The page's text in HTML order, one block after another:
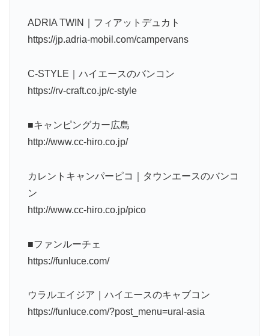
ADRIA TWIN｜フィアットデュカト
https://jp.adria-mobil.com/campervans
C-STYLE｜ハイエースのバンコン
https://rv-craft.co.jp/c-style
■キャンピングカー広島
http://www.cc-hiro.co.jp/
カレントキャンパーピコ｜タウンエースのバンコ
ン
http://www.cc-hiro.co.jp/pico
■ファンルーチェ
https://funluce.com/
ウラルエイジア｜ハイエースのキャブコン
https://funluce.com/?post_menu=ural-asia